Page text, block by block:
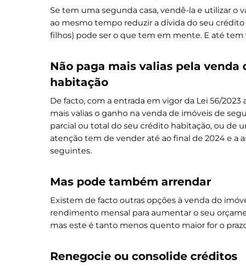
Se tem uma segunda casa, vendê-la e utilizar o
ao mesmo tempo reduzir a dívida do seu
filhos) pode ser o que tem em mente. E até tem
Não paga mais valias pela
habitação
De facto, com a entrada em vigor da Lei 56/
mais valias o ganho na venda de imóveis de
parcial ou total do seu crédito habitação, ou de
atenção tem de vender até ao final de 2024 e a
seguintes.
Mas pode também arrendar
Existem de facto outras opções à venda do
rendimento mensal para aumentar o seu
mas este é tanto menos quento maior for o
Renegocie ou consolide créditos